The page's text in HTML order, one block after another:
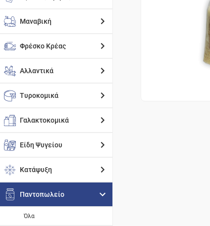
Μαναβική
Φρέσκο Κρέας
Αλλαντικά
Τυροκομικά
Γαλακτοκομικά
Είδη Ψυγείου
Κατάψυξη
Παντοπωλείο
Όλα